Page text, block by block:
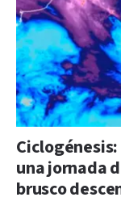
una jornada
brusco